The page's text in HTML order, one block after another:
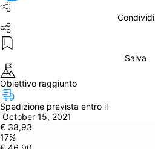
Condividi
Salva
Obiettivo raggiunto
Spedizione prevista entro il
October 15, 2021
€ 38,93
17%